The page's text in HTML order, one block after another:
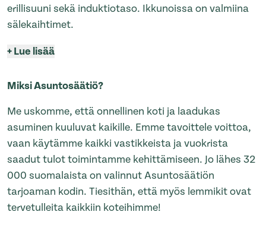
erillisuuni sekä induktiotaso. Ikkunoissa on valmiina
sälekaihtimet.
+Lue lisää
Miksi Asuntosäätiö?
Me uskomme, että onnellinen koti ja laadukas
asuminen kuuluvat kaikille. Emme tavoittele voittoa,
vaan käytämme kaikki vastikkeista ja vuokrista
saadut tulot toimintamme kehittämiseen. Jo lähes 32
000 suomalaista on valinnut Asuntosäätiön
tarjoaman kodin. Tiesithän, että myös lemmikit ovat
tervetulleita kaikkiin koteihimme!